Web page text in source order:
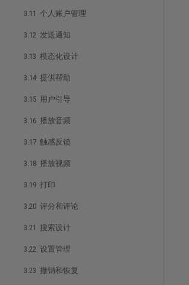
3.11 个人账户管理
3.12 发送通知
3.13 模态化设计
3.14 提供帮助
3.15 用户引导
3.16 播放音频
3.17 触感反馈
3.18 播放视频
3.19 打印
3.20 评分和评论
3.21 搜索设计
3.22 设置管理
3.23 撤销和恢复